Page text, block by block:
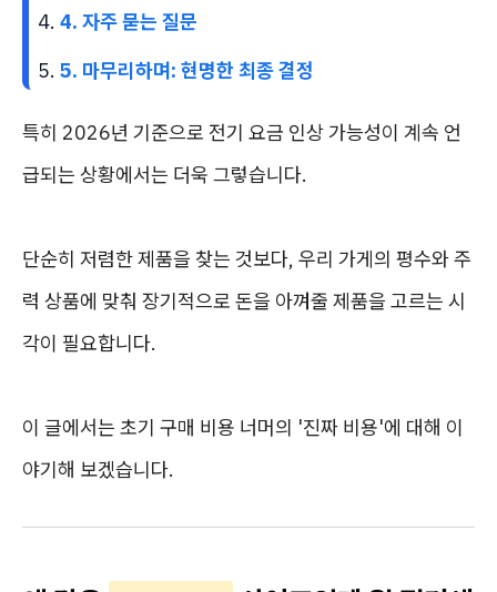
4. 자주 묻는 질문
5. 마무리하며: 현명한 최종 결정
특히 2026년 기준으로 전기 요금 인상 가능성이 계속 언
급되는 상황에서는 더욱 그렇습니다.
단순히 저렴한 제품을 찾는 것보다, 우리 가게의 평수와 주
력 상품에 맞춰 장기적으로 돈을 아껴줄 제품을 고르는 시
각이 필요합니다.
이 글에서는 초기 구매 비용 너머의 '진짜 비용'에 대해 이
야기해 보겠습니다.